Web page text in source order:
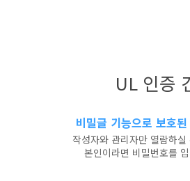
UL 인증
비밀글 기능으로 보호
작성자와 관리자만 열람하
본인이라면 비밀번호를